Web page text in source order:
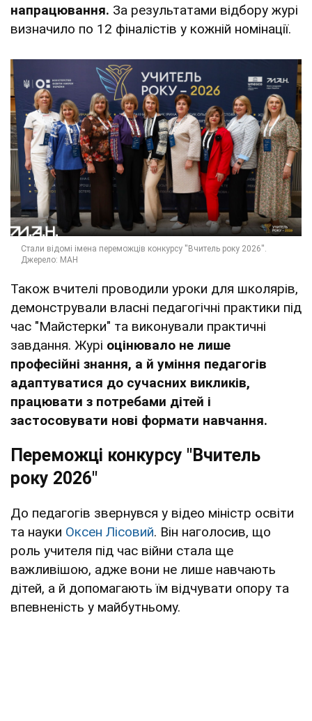
напрацювання. За результатами відбору журі
визначило по 12 фіналістів у кожній номінації.
Також вчителі проводили уроки для школярів,
демонстрували власні педагогічні практики під
час "Майстерки" та виконували практичні
завдання. Журі оцінювало не лише
професійні знання, а й уміння педагогів
адаптуватися до сучасних викликів,
працювати з потребами дітей і
застосовувати нові формати навчання.
Переможці конкурсу "Вчитель
року 2026"
До педагогів звернувся у відео міністр освіти
та науки Оксен Лісовий. Він наголосив, що
роль учителя під час війни стала ще
важливішою, адже вони не лише навчають
дітей, а й допомагають їм відчувати опору та
впевненість у майбутньому.